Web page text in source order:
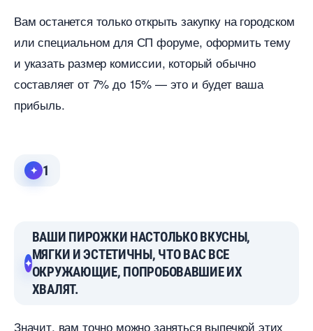
ам останется только открыть закупку на городском
или специальном для СП форуме, оформить тему
и указать размер комиссии, который обычно
составляет от 7% до 15% — это и будет ваша
прибыль.
1
АШИ ПИРОЖКИ НАСТОЛЬКО ВКУСНЫ,
МЯГКИ И ЭСТЕТИЧНЫ, ЧТО ВАС ВСЕ
ОКРУЖАЮЩИЕ, ПОПРОБОВАВШИЕ ИХ
ХВАЛЯТ.
Значит, вам точно можно заняться выпечкой этих